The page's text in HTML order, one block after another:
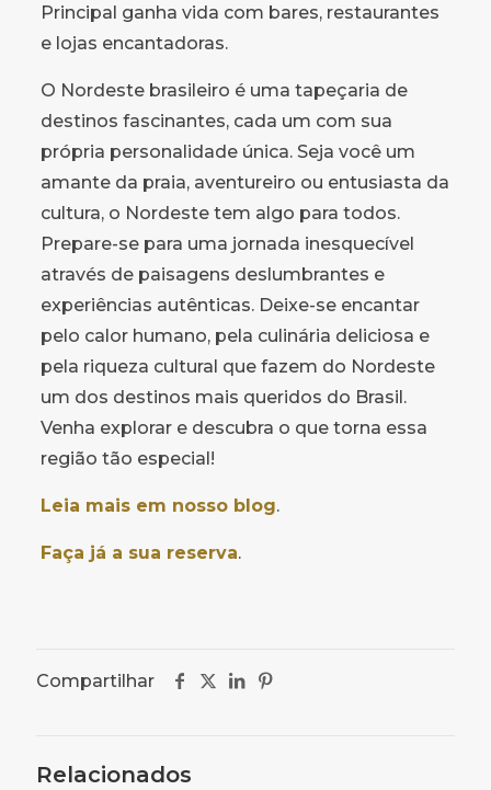
Principal ganha vida com bares, restaurantes
e lojas encantadoras.
O Nordeste brasileiro é uma tapeçaria de
destinos fascinantes, cada um com sua
própria personalidade única. Seja você um
amante da praia, aventureiro ou entusiasta da
cultura, o Nordeste tem algo para todos.
Prepare-se para uma jornada inesquecível
através de paisagens deslumbrantes e
experiências autênticas. Deixe-se encantar
pelo calor humano, pela culinária deliciosa e
pela riqueza cultural que fazem do Nordeste
um dos destinos mais queridos do Brasil.
Venha explorar e descubra o que torna essa
região tão especial!
Leia mais em nosso blog.
Faça já a sua reserva.
Compartilhar
Relacionados